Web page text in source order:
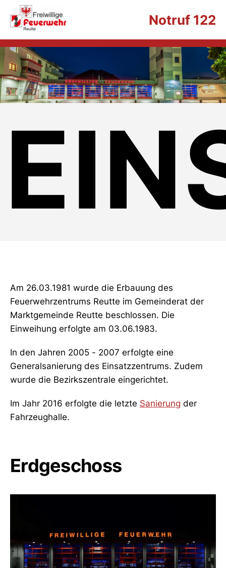
Notruf 122
Am 26.03.1981 wurde die Erbauung des
Feuerwehrzentrums Reutte im Gemeinderat der
Marktgemeinde Reutte beschlossen. Die
Einweihung erfolgte am 03.06.1983.
In den Jahren 2005 - 2007 erfolgte eine
Generalsanierung des Einsatzzentrums. Zudem
wurde die Bezirkszentrale eingerichtet.
Im Jahr 2016 erfolgte die letzte Sanierung der
Fahrzeughalle.
Erdgeschoss